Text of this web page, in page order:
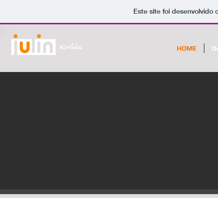
Este site foi
HOME